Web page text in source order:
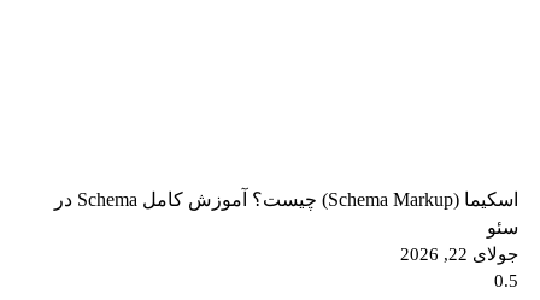
اسکیما (Schema Markup) چیست؟ آموزش کامل Schema در
سئو
جولای 22, 2026